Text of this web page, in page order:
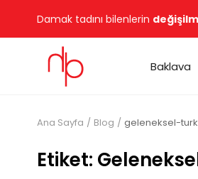
Damak tadını bilenlerin
Baklava
Ana Sayfa Blog geleneksel-
Etiket: